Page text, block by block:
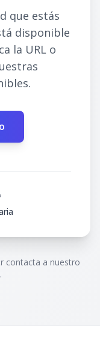
que estás
disponible
la URL o
contacta a nuestro